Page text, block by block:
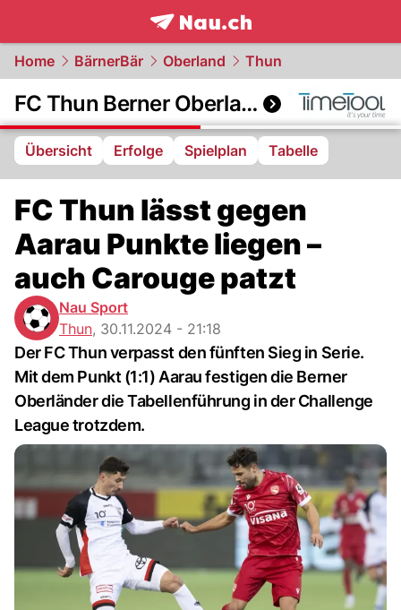
frontpage.NAU.ch
Home BärnerBär Oberland Thun
FC Thun Berner Oberland
Übersicht Erfolge Spielplan Tabelle
FC Thun lässt gegen
Aarau Punkte liegen –
auch Carouge patzt
Nau Sport
Thun, 30.11.2024 - 21:18
Der FC Thun verpasst den fünften Sieg in Serie.
Mit dem Punkt (1:1) Aarau festigen die Berner
Oberländer die Tabellenführung in der Challenge
League trotzdem.